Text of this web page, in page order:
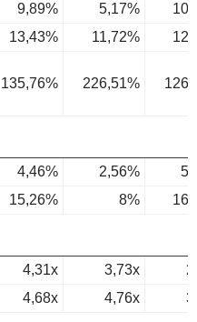
9,89% 5,17%
13,43% 11,72%
135,76% 226,51%
4,46% 2,56%
15,26% 8%
4,31x 3,73x
4,68x 4,76x